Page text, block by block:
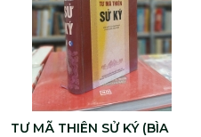
TƯ MÃ THIÊN SỬ KÝ (BÌA